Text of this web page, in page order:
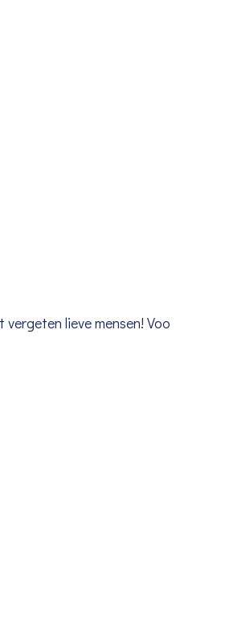
vergeten lieve mensen! Voo